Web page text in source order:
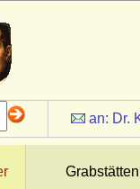
an: Dr.
Grabstätten